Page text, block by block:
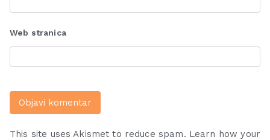
Web stranica
This site uses Akismet to reduce spam. Learn how your